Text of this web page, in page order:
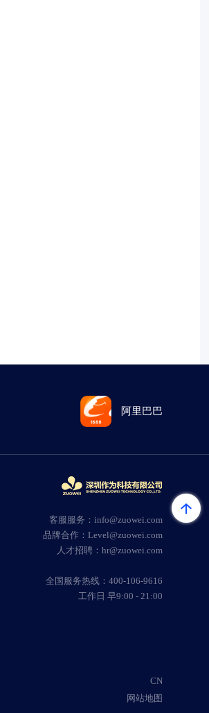
阿里巴巴
客服服务：info@zuowei.com
品牌合作：Level@zuowei.com
人才招聘：hr@zuowei.com
全国服务热线：400-106-9616
工作日 早9:00 - 21:00
CN
网站地图